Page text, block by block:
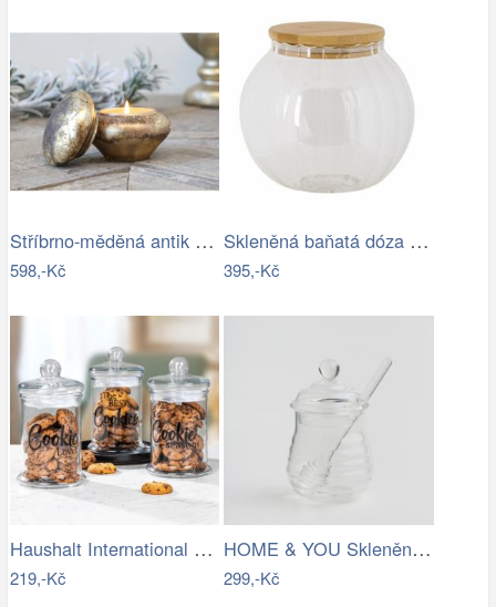
Stříbrno-měděná antik skleněná dóza s…
598,-Kč
Skleněná baňatá dóza s víkem L - Ø 13…
395,-Kč
Haushalt International Skleněná dóza na…
219,-Kč
HOME & YOU Skleněná dóza na med 250 ml
299,-Kč